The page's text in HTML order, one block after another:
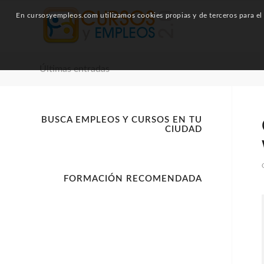
Últimas entradas
BUSCA EMPLEOS Y CURSOS EN TU
CIUDAD
FORMACIÓN RECOMENDADA
En cursosyempleos.com utilizamos cookies propias y de terceros para